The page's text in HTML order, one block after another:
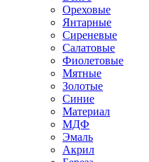
Ореховые
Янтарные
Сиреневые
Салатовые
Фиолетовые
Мятные
Золотые
Синие
Материал
МДФ
Эмаль
Акрил